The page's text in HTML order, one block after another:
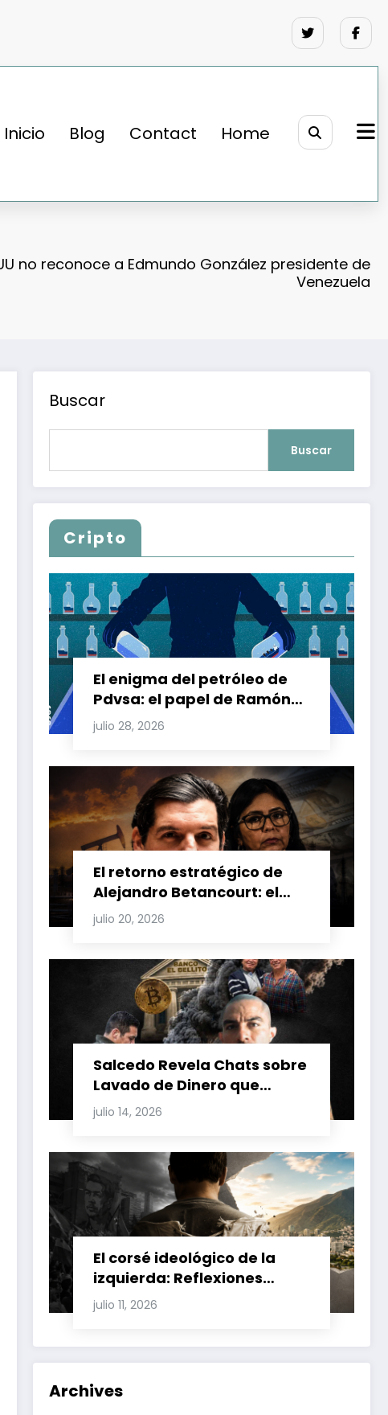
Inicio Blog Contact Home
no reconoce a Edmundo González presidente de
Venezuela
Buscar
Buscar
Cripto
El enigma del petróleo de
Pdvsa: el papel de Ramón
Carretero en el triángulo de
Carretero y su impacto en
julio 28, 2026
El retorno estratégico de
Alejandro Betancourt: el
bolichico que desafía la
justicia y renueva su poder
venezolana
julio 20, 2026
Salcedo Revela Chats sobre
Lavado de Dinero que
Involucran a Glas, Correa y
Juan Fernando Petro en el
julio 14, 2026
El corsé ideológico de la
izquierda: Reflexiones
sobre el fracaso chavista y
la crisis moral en América
julio 11, 2026
Archives